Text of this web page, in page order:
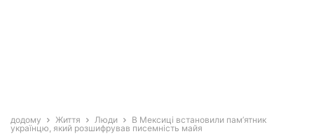
додому Життя Люди
В Мексиці встановили пам’ятник
українцю, який розшифрував писемність майя